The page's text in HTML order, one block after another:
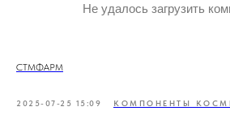
Не удалось загрузить
СТМФАРМ
2025-07-25 15:09 КОМПОНЕНТЫ